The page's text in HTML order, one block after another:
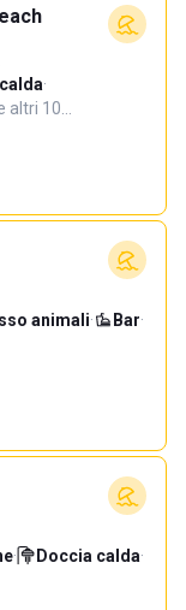
·
altri 10…
animali· Bar·
· Doccia calda·